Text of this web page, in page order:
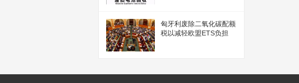
匈牙利废除二氧化碳配额
税以减轻欧盟ETS负担